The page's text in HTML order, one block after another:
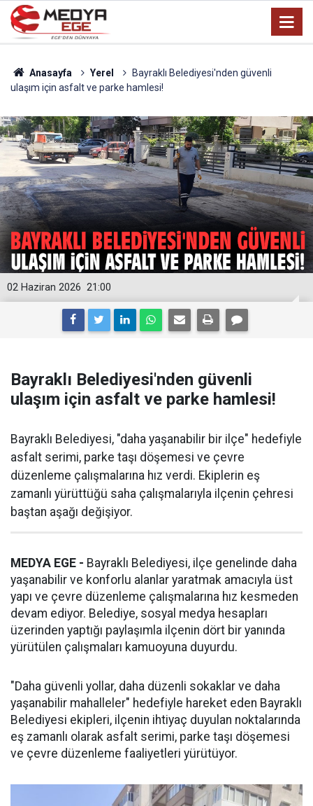
Anasayfa Yerel
Bayraklı Belediyesi'nden güvenli
ulaşım için asfalt ve parke hamlesi!
21:00
02 Haziran 2026
Bayraklı Belediyesi'nden güvenli
ulaşım için asfalt ve parke hamlesi!
Bayraklı Belediyesi, "daha yaşanabilir bir ilçe" hedefiyle
asfalt serimi, parke taşı döşemesi ve çevre
düzenleme çalışmalarına hız verdi. Ekiplerin eş
zamanlı yürüttüğü saha çalışmalarıyla ilçenin çehresi
baştan aşağı değişiyor.
MEDYA EGE - Bayraklı Belediyesi, ilçe genelinde daha
yaşanabilir ve konforlu alanlar yaratmak amacıyla üst
yapı ve çevre düzenleme çalışmalarına hız kesmeden
devam ediyor. Belediye, sosyal medya hesapları
üzerinden yaptığı paylaşımla ilçenin dört bir yanında
yürütülen çalışmaları kamuoyuna duyurdu.
"Daha güvenli yollar, daha düzenli sokaklar ve daha
yaşanabilir mahalleler" hedefiyle hareket eden Bayraklı
Belediyesi ekipleri, ilçenin ihtiyaç duyulan noktalarında
eş zamanlı olarak asfalt serimi, parke taşı döşemesi
ve çevre düzenleme faaliyetleri yürütüyor.